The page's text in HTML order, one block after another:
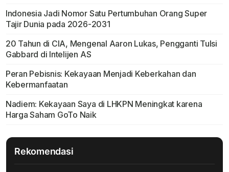
Indonesia Jadi Nomor Satu Pertumbuhan Orang Super
Tajir Dunia pada 2026-2031
20 Tahun di CIA, Mengenal Aaron Lukas, Pengganti Tulsi
Gabbard di Intelijen AS
Peran Pebisnis: Kekayaan Menjadi Keberkahan dan
Kebermanfaatan
Nadiem: Kekayaan Saya di LHKPN Meningkat karena
Harga Saham GoTo Naik
Rekomendasi